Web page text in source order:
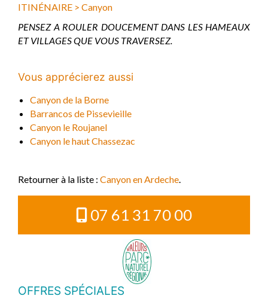
ITINÉNAIRE > Canyon
PENSEZ A ROULER DOUCEMENT DANS LES HAMEAUX
ET VILLAGES QUE VOUS TRAVERSEZ.
Vous apprécierez aussi
Canyon de la Borne
Barrancos de Pissevieille
Canyon le Roujanel
Canyon le haut Chassezac
Retourner à la liste : Canyon en Ardeche.
07 61 31 70 00
OFFRES SPÉCIALES